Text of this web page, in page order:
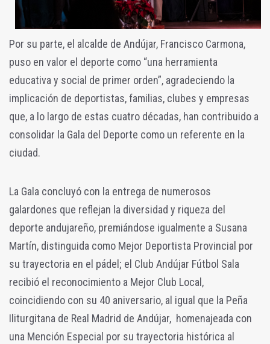
Por su parte, el alcalde de Andújar, Francisco Carmona,
puso en valor el deporte como “una herramienta
educativa y social de primer orden”, agradeciendo la
implicación de deportistas, familias, clubes y empresas
que, a lo largo de estas cuatro décadas, han contribuido a
consolidar la Gala del Deporte como un referente en la
ciudad.
La Gala concluyó con la entrega de numerosos
galardones que reflejan la diversidad y riqueza del
deporte andujareño, premiándose igualmente a Susana
Martín, distinguida como Mejor Deportista Provincial por
su trayectoria en el pádel; el Club Andújar Fútbol Sala
recibió el reconocimiento a Mejor Club Local,
coincidiendo con su 40 aniversario, al igual que la Peña
Iliturgitana de Real Madrid de Andújar, homenajeada con
una Mención Especial por su trayectoria histórica al